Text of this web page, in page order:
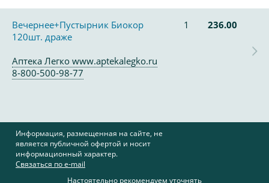
Вечернее+Пустырник Биокор
120шт. драже
1 236.00
Аптека Легко www.aptekalegko.ru
8-800-500-98-77
Информация, размещенная на сайте, не
является публичной офертой и носит
информационный характер.
Связаться по e-mail
Настоятельно рекомендуем уточнять